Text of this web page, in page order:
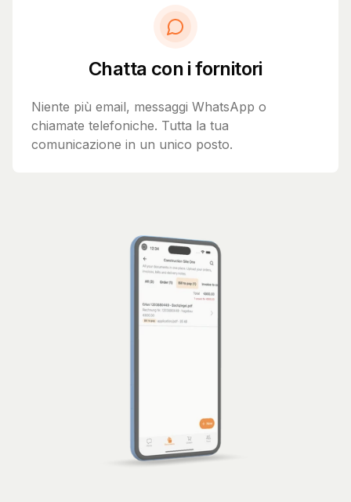
Chatta con i fornitori
Niente più email, messaggi WhatsApp o
chiamate telefoniche. Tutta la tua
comunicazione in un unico posto.